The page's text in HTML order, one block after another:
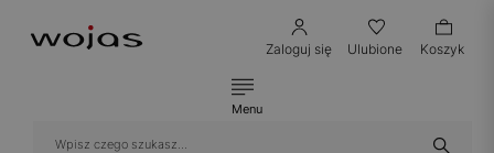
Zaloguj się Ulubione Koszyk
Menu